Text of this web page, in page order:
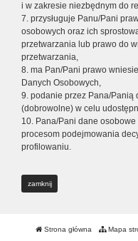
i w zakresie niezbędnym do
7. przysługuje Panu/Pani
osobowych oraz ich
przetwarzania lub prawo do
przetwarzania,
8. ma Pan/Pani prawo
Danych Osobowych,
9. podanie przez Pana/Panią
(dobrowolne) w celu
10. Pana/Pani dane
procesom podejmowania
profilowaniu.
zamknij
Strona główna Mapa